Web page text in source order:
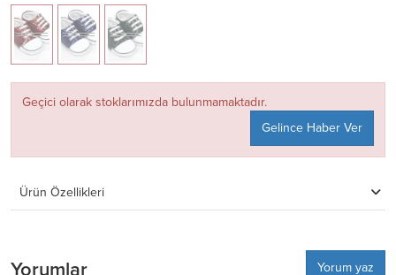
Geçici olarak stoklarımızda bulunmamaktadır.
Gelince Haber Ver
Ürün Özellikleri
Yorum yaz